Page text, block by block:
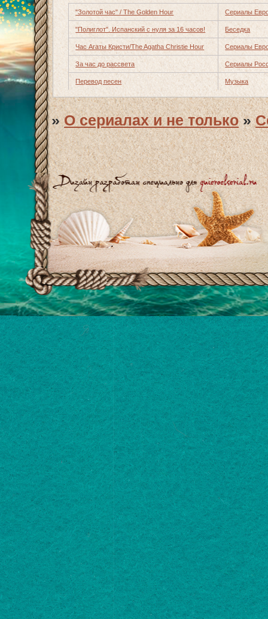
"Золотой час" / The Golden Hour Сериалы
"Полиглот". Испанский с нуля за 16 часов! Беседка
Час Агаты Кристи/The Agatha Christie Hour Сериалы
За час до рассвета Сериалы
Перевод песен Музыка
»О сериалах и не только »